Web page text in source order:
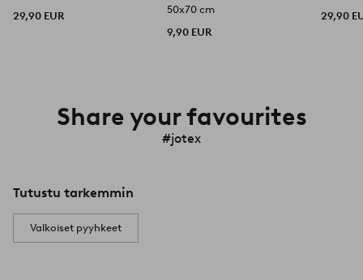
29,90 EUR
50x70 cm
9,90 EUR
29,90
Share your favourites
#jotex
Tutustu tarkemmin
Valkoiset pyyhkeet